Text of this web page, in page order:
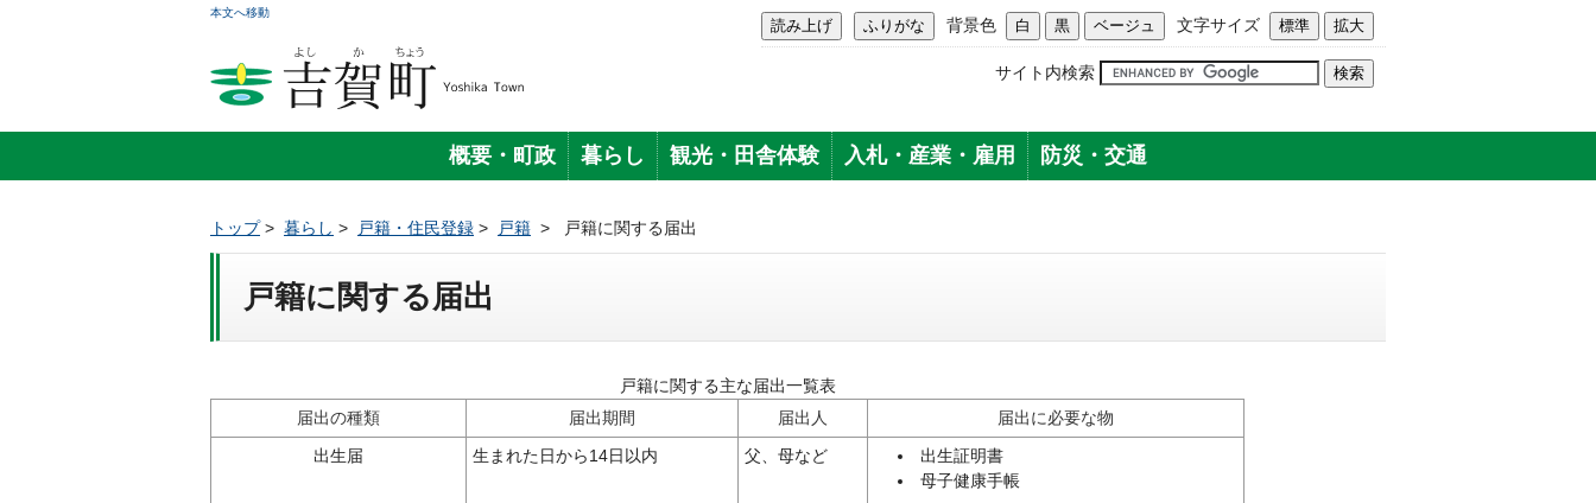
本文へ移動
背景色 文字サイズ
サイト内検索
概要・町政 暮らし 観光・田舎体験 入札・産業・雇用 防災・交通
トップ> 暮らし > 戸籍・住民登録 > 戸籍 > 戸籍に関する届出
戸籍に関する届出
戸籍に関する主な届出一覧表
届出の種類
届出期間 届出人
届出に必要な物
出生届
生まれた日から14日以内 父、母など
出生証明書
母子健康手帳